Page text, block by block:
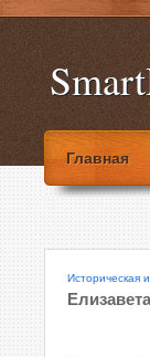
Главная
Историческая